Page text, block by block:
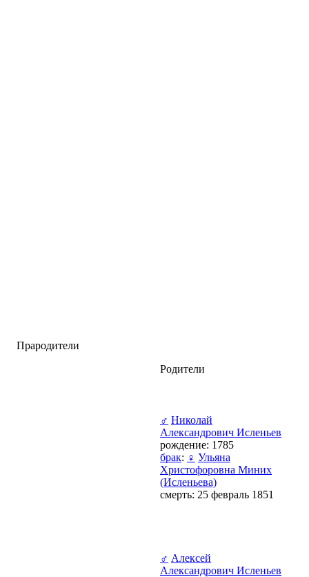
Прародители
Родители
♂ Николай
Александрович Исленьев
рождение: 1785
брак: ♀ Ульяна
Христофоровна Миних
(Исленьева)
смерть: 25 февраль 1851
♂ Алексей
Александрович Исленьев